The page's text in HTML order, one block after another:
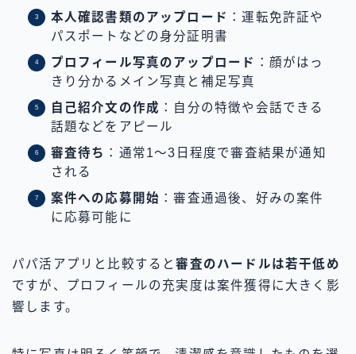
本人確認書類のアップロード ：運転免許証や
パスポートなどの身分証明書
プロフィール写真のアップロード ：顔がはっ
きり分かるメイン写真と補足写真
自己紹介文の作成 ：自分の特徴や会話できる
話題などをアピール
審査待ち ：通常1〜3日程度で審査結果が通知
される
案件への応募開始 ：審査通過後、好みの案件
に応募可能に
パパ活アプリと比較すると審査のハードルは若干低め
ですが、プロフィールの充実度は案件獲得に大きく影
響します。